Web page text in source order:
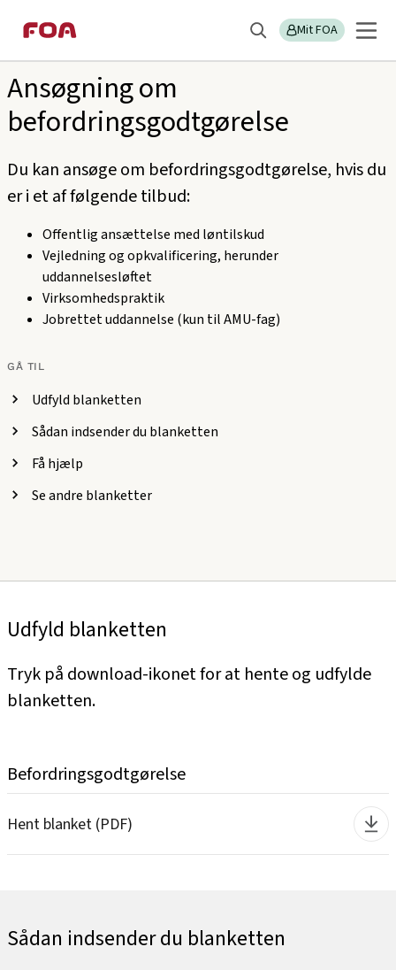
til
hovedindhold
til
hovedmenu
Søg Mit FOA
menu
Find blanketter
Ansøgning om
befordringsgodtgørelse
Du kan ansøge om befordringsgodtgørelse, hvis du
er i et af følgende tilbud:
Offentlig ansættelse med løntilskud
Vejledning og opkvalificering, herunder
uddannelsesløftet
Virksomhedspraktik
Jobrettet uddannelse (kun til AMU-fag)
GÅ TIL
Udfyld blanketten
Sådan indsender du blanketten
Få hjælp
Se andre blanketter
Udfyld blanketten
Tryk på download-ikonet for at hente og udfylde
blanketten.
Befordringsgodtgørelse
Hent blanket (PDF)
Sådan indsender du blanketten